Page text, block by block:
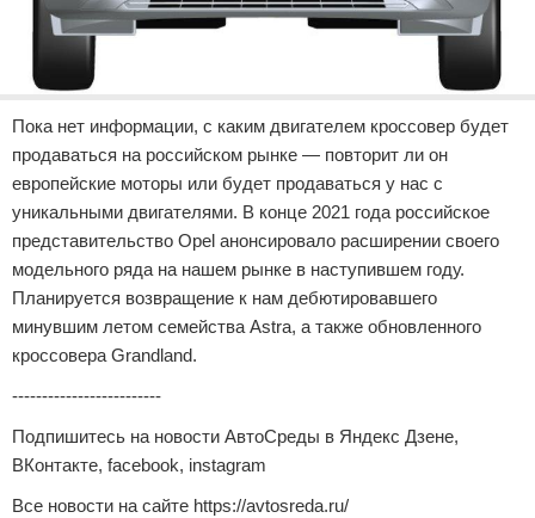
Пока нет информации, с каким двигателем кроссовер будет
продаваться на российском рынке — повторит ли он
европейские моторы или будет продаваться у нас с
уникальными двигателями. В конце 2021 года российское
представительство Opel анонсировало расширении своего
модельного ряда на нашем рынке в наступившем году.
Планируется возвращение к нам дебютировавшего
минувшим летом семейства Astra, а также обновленного
кроссовера Grandland.
-------------------------
Подпишитесь на новости АвтоСреды в Яндекс Дзене,
ВКонтакте, facebook, instagram
Все новости на сайте https://avtosreda.ru/